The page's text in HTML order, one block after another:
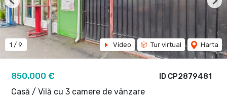
ID CP2879481
850,000 €
Casă / Vilă cu 3 camere de vânzare
1 / 9 Video Tur virtual Harta
Previous